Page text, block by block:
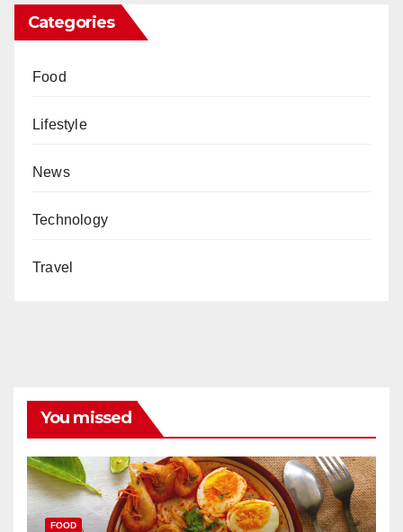
Categories
Food
Lifestyle
News
Technology
Travel
You missed
FOOD